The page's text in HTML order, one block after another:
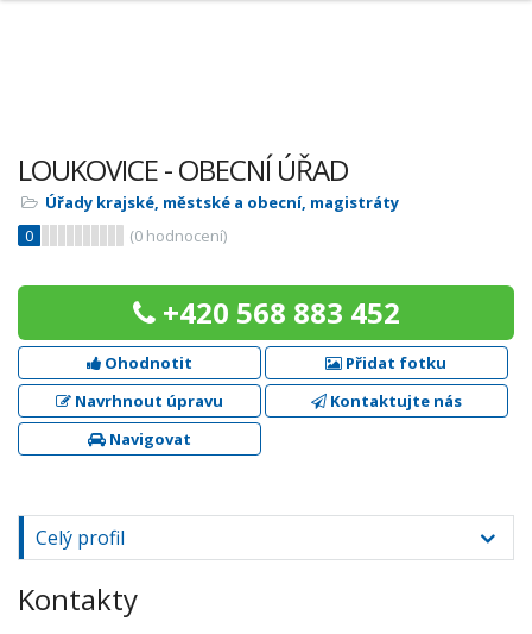
LOUKOVICE - OBECNÍ ÚŘAD
Úřady krajské, městské a obecní, magistráty
0
(0 hodnocení)
+420 568 883 452
Ohodnotit
Přidat fotku
Navrhnout úpravu
Kontaktujte nás
Navigovat
Celý profil
Kontakty